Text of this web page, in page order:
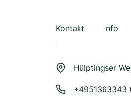
Kontakt Info
Hülptingser
+4951363343